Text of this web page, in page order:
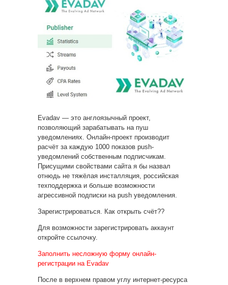
Evadav — это англоязычный проект,
позволяющий зарабатывать на пуш
уведомлениях. Онлайн-проект производит
расчёт за каждую 1000 показов push-
уведомлений собственным подписчикам.
Присущими свойствами сайта я бы назвал
отнюдь не тяжёлая инсталляция, российская
техподдержка и больше возможности
агрессивной подписки на push уведомления.
Зарегистрироваться. Как открыть счёт??
Для возможности зарегистрировать аккаунт
откройте ссылочку.
Заполнить несложную форму онлайн-
регистрации на Evadav
После в верхнем правом углу интернет-ресурса